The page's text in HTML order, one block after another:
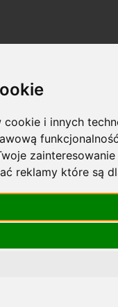
i innych
reklamy które są